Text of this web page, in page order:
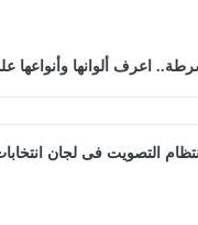
اعرف ألوانها وأنواعها